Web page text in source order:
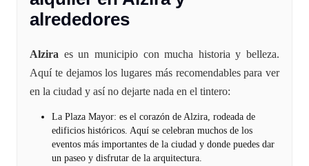
alrededores
Alzira es un municipio con mucha historia y belleza.
Aquí te dejamos los lugares más recomendables para ver
en la ciudad y así no dejarte nada en el tintero:
La Plaza Mayor: es el corazón de Alzira, rodeada de
edificios históricos. Aquí se celebran muchos de los
eventos más importantes de la ciudad y donde puedes dar
un paseo y disfrutar de la arquitectura.